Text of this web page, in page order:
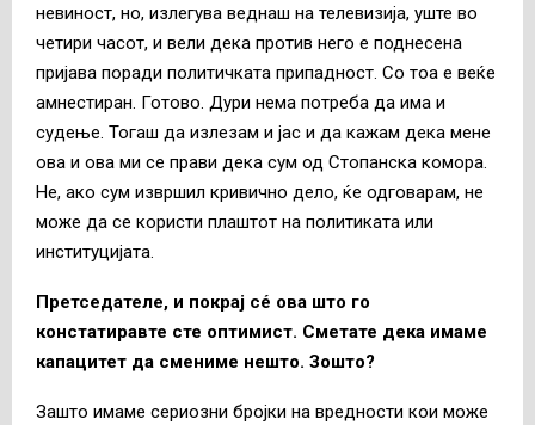
невиност, но, излегува веднаш на телевизија, уште во
четири часот, и вели дека против него е поднесена
пријава поради политичката припадност. Со тоа е веќе
амнестиран. Готово. Дури нема потреба да има и
судење. Тогаш да излезам и јас и да кажам дека мене
ова и ова ми се прави дека сум од Стопанска комора.
Не, ако сум извршил кривично дело, ќе одговарам, не
може да се користи плаштот на политиката или
институцијата.
Претседателе, и покрај сé ова што го
констатиравте сте оптимист. Сметате дека имаме
капацитет да смениме нешто. Зошто?
Зашто имаме сериозни бројки на вредности кои може